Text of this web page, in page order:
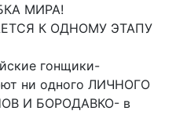
МИРА!
К ОДНОМУ ЭТАПУ
гонщики-
ни одного ЛИЧНОГО
И БОРОДАВКО- в